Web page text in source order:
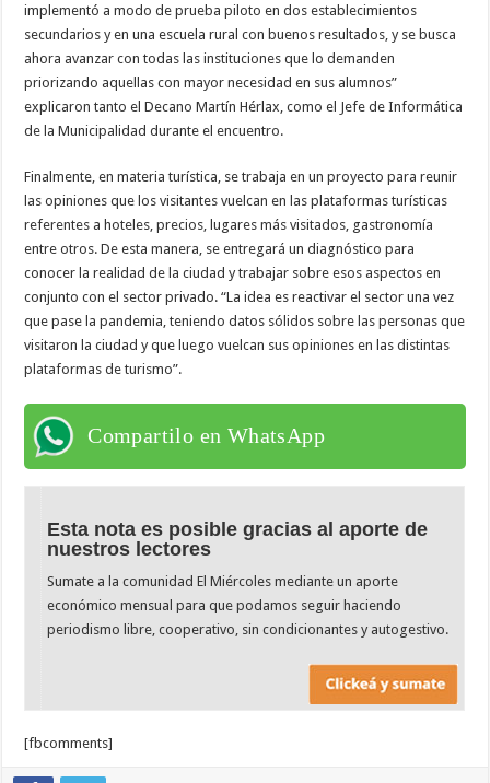
implementó a modo de prueba piloto en dos establecimientos
secundarios y en una escuela rural con buenos resultados, y se busca
ahora avanzar con todas las instituciones que lo demanden
priorizando aquellas con mayor necesidad en sus alumnos”
explicaron tanto el Decano Martín Hérlax, como el Jefe de Informática
de la Municipalidad durante el encuentro.
Finalmente, en materia turística, se trabaja en un proyecto para reunir
las opiniones que los visitantes vuelcan en las plataformas turísticas
referentes a hoteles, precios, lugares más visitados, gastronomía
entre otros. De esta manera, se entregará un diagnóstico para
conocer la realidad de la ciudad y trabajar sobre esos aspectos en
conjunto con el sector privado. “La idea es reactivar el sector una vez
que pase la pandemia, teniendo datos sólidos sobre las personas que
visitaron la ciudad y que luego vuelcan sus opiniones en las distintas
plataformas de turismo”.
Compartilo en WhatsApp
Esta nota es posible gracias al aporte de
nuestros lectores
Sumate a la comunidad El Miércoles mediante un aporte
económico mensual para que podamos seguir haciendo
periodismo libre, cooperativo, sin condicionantes y autogestivo.
[fbcomments]